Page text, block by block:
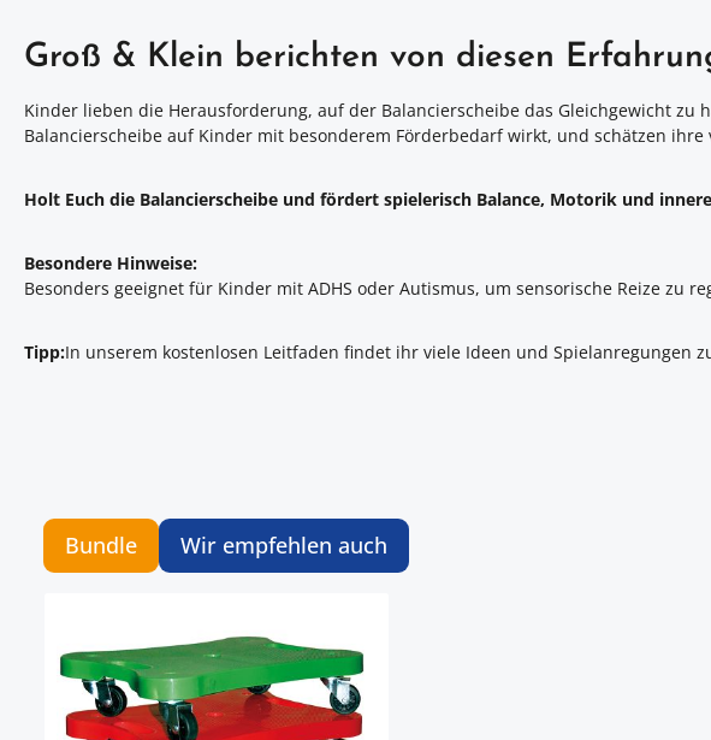
Groß & Klein berichten von diesen
Kinder lieben die Herausforderung, auf der Balancierscheibe das Gleichgewicht
Balancierscheibe auf Kinder mit besonderem Förderbedarf wirkt, und schätzen ihre
Holt Euch die Balancierscheibe und fördert spielerisch Balance, Motorik und
Besondere Hinweise:
Besonders geeignet für Kinder mit ADHS oder Autismus, um sensorische Reize zu
Tipp:In unserem kostenlosen Leitfaden findet ihr viele Ideen und Spielanregungen
Bundle Wir empfehlen auch